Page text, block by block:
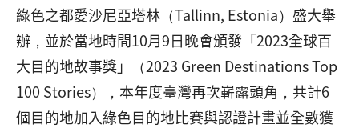
綠色之都愛沙尼亞塔林（Tallinn, Estonia）盛大舉
辦，並於當地時間10月9日晚會頒發「2023全球百
大目的地故事獎」（2023 Green Destinations Top
100 Stories），本年度臺灣再次嶄露頭角，共計6
個目的地加入綠色目的地比賽與認證計畫並全數獲